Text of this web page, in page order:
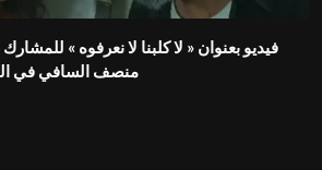
منصف السافي في